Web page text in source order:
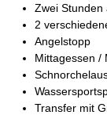
Zwei Stunden
2
Angelstopp
Mittagessen /
Transfer mit